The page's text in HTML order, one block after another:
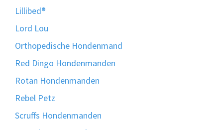
Lillibed®
Lord Lou
Orthopedische Hondenmand
Red Dingo Hondenmanden
Rotan Hondenmanden
Rebel Petz
Scruffs Hondenmanden